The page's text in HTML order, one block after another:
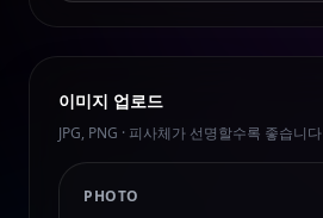
이미지 업로드
JPG, PNG · 피사체가 선명할수록 좋습니다
PHOTO